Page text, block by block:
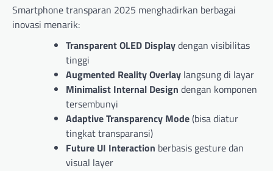
Smartphone transparan 2025 menghadirkan berbagai
inovasi menarik:
Transparent OLED Displaydengan visibilitas
tinggi
Augmented Reality Overlay langsung di layar
Minimalist Internal Design dengan komponen
tersembunyi
Adaptive Transparency Mode(bisa diatur
tingkat transparansi)
Future UI Interaction berbasis gesture dan
visual layer